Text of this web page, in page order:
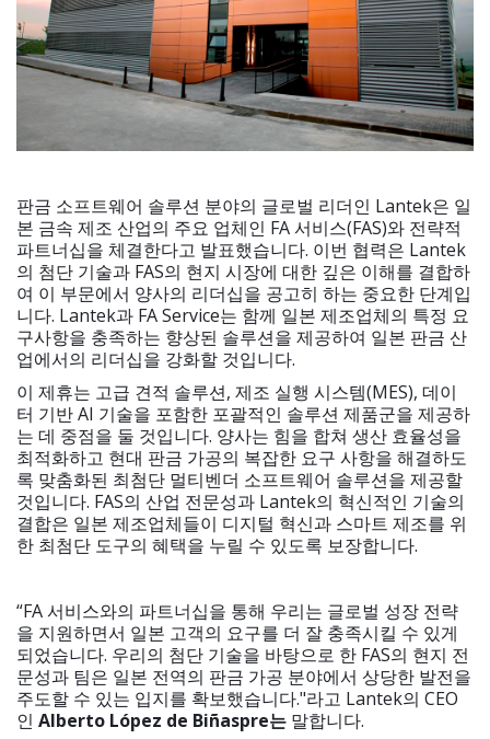
판금 소프트웨어 솔루션 분야의 글로벌 리더인 Lantek은 일
본 금속 제조 산업의 주요 업체인 FA 서비스(FAS)와 전략적
파트너십을 체결한다고 발표했습니다. 이번 협력은 Lantek
의 첨단 기술과 FAS의 현지 시장에 대한 깊은 이해를 결합하
여 이 부문에서 양사의 리더십을 공고히 하는 중요한 단계입
니다. Lantek과 FA Service는 함께 일본 제조업체의 특정 요
구사항을 충족하는 향상된 솔루션을 제공하여 일본 판금 산
업에서의 리더십을 강화할 것입니다.
이 제휴는 고급 견적 솔루션, 제조 실행 시스템(MES), 데이
터 기반 AI 기술을 포함한 포괄적인 솔루션 제품군을 제공하
는 데 중점을 둘 것입니다. 양사는 힘을 합쳐 생산 효율성을
최적화하고 현대 판금 가공의 복잡한 요구 사항을 해결하도
록 맞춤화된 최첨단 멀티벤더 소프트웨어 솔루션을 제공할
것입니다. FAS의 산업 전문성과 Lantek의 혁신적인 기술의
결합은 일본 제조업체들이 디지털 혁신과 스마트 제조를 위
한 최첨단 도구의 혜택을 누릴 수 있도록 보장합니다.
“FA 서비스와의 파트너십을 통해 우리는 글로벌 성장 전략
을 지원하면서 일본 고객의 요구를 더 잘 충족시킬 수 있게
되었습니다. 우리의 첨단 기술을 바탕으로 한 FAS의 현지 전
문성과 팀은 일본 전역의 판금 가공 분야에서 상당한 발전을
주도할 수 있는 입지를 확보했습니다."라고 Lantek의 CEO
인 Alberto López de Biñaspre는 말합니다.